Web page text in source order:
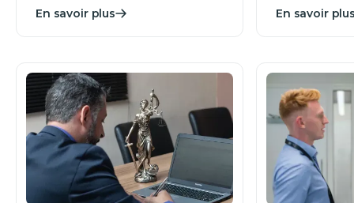
En savoir plus En savoir